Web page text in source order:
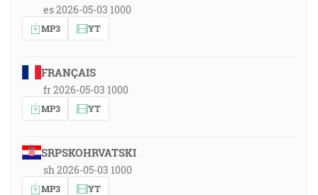
es 2026-05-03 1000
MP3 YT
FRANÇAIS
fr 2026-05-03 1000
MP3 YT
SRPSKOHRVATSKI
sh 2026-05-03 1000
MP3 YT